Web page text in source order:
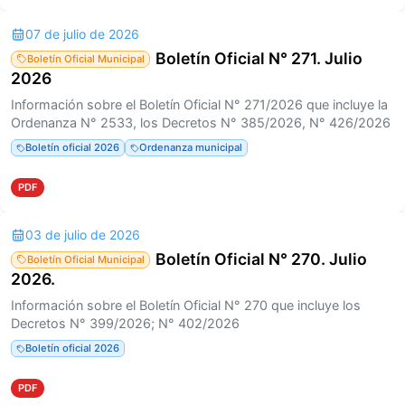
07 de julio de 2026
Boletín Oficial Municipal
Boletín Oficial N° 271. Julio
2026
Información sobre el Boletín Oficial N° 271/2026 que incluye la
Ordenanza N° 2533, los Decretos N° 385/2026, N° 426/2026
Boletín oficial 2026 Ordenanza municipal
PDF
03 de julio de 2026
Boletín Oficial Municipal
Boletín Oficial N° 270. Julio
2026.
Información sobre el Boletín Oficial N° 270 que incluye los
Decretos N° 399/2026; N° 402/2026
Boletín oficial 2026
PDF